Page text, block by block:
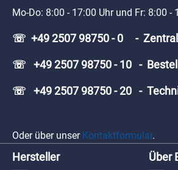
Mo-Do: 8:00 - 17:00 Uhr und Fr: 8:00 -
☏ +49 2507 98750 - 0 -
☏ +49 2507 98750 - 10 -
☏ +49 2507 98750 - 20 -
Oder über unser Kontaktformular.
Hersteller Über